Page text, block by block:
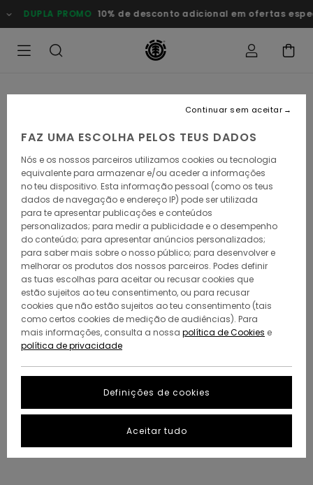
para
a
DUPLA PROMO 10% de desconto adicional em ofertas
FAZ UMA ESCOLHA PELOS TEUS DADOS
Nós e os nossos parceiros utilizamos cookies ou tecnologia
equivalente para armazenar e/ou aceder a informações
no teu dispositivo. Esta informação pessoal (como os teus
dados de navegação e endereço IP) pode ser utilizada
para te apresentar publicações e conteúdos
personalizados; para medir a publicidade e o desempenho
do conteúdo; para apresentar anúncios personalizados;
para saber mais sobre o nosso público; para desenvolver e
melhorar os produtos dos nossos parceiros. Podes definir
as tuas escolhas para aceitar ou recusar cookies que
estão sujeitos ao teu consentimento, ou para recusar
cookies que não estão sujeitos ao teu consentimento (tais
como certos cookies de medição de audiências). Para
mais informações, consulta a nossa política de Cookies e
política de privacidade
Definições de cookies
Continuar sem aceitar
Aceitar tudo